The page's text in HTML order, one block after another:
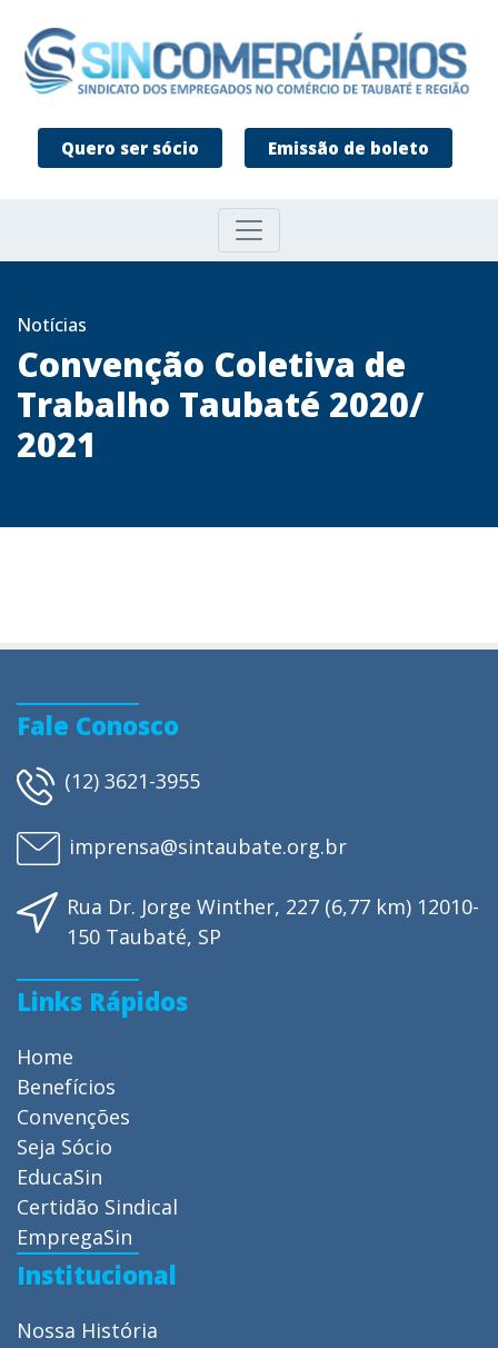
Quero ser sócio Emissão de boleto
Notícias
Convenção Coletiva de
Trabalho Taubaté 2020/
2021
Fale Conosco
(12) 3621-3955
imprensa@sintaubate.org.br
Rua Dr. Jorge Winther, 227 (6,77 km) 12010-
150 Taubaté, SP
Links Rápidos
Home
Benefícios
Convenções
Seja Sócio
EducaSin
Certidão Sindical
EmpregaSin
Institucional
Nossa História